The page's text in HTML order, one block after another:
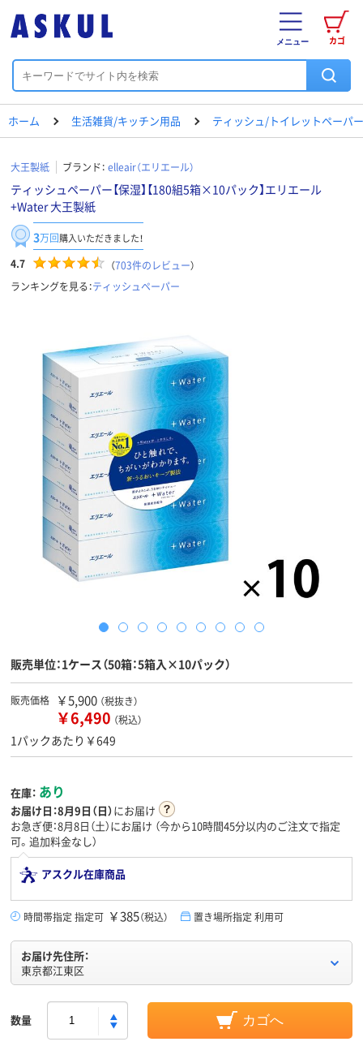
カゴ
メニュー
ホーム 生活雑貨/キッチン用品 ティッシュ/トイレットペーパ
大王製紙 ブランド： elleair（エリエール）
ティッシュペーパー【保湿】【180組5箱×10パック】エリエール
+Water 大王製紙
3万回購入いただきました！
4.7 （703件のレビュー）
ランキングを見る：ティッシュペーパー
販売単位：1ケース（50箱：5箱入×10パック）
販売価格 ￥5,900 （税抜き）
￥6,490 （税込）
1パックあたり￥649
在庫： あり
お届け日：8月9日（日）にお届け
お急ぎ便：8月8日（土）にお届け （今から10時間45分以内のご注文で指定
可。追加料金なし）
アスクル在庫商品
時間帯指定 指定可 ￥385（税込） 置き場所指定 利用可
お届け先住所：
東京都江東区
数量 カゴへ